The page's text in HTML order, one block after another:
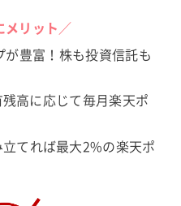
メリット／
が豊富！株も投資信託も
高に応じて毎月楽天ポ
立てれば最大2%の楽天ポ